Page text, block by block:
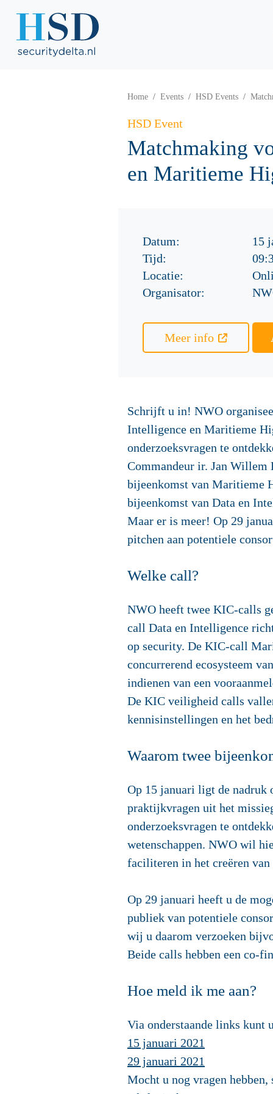
Home Events HSD Events
HSD Event
Matchmaking
en Maritieme
Datum:
15
Tijd:
Locatie:
Organisator:
Meer info
Schrijft u in! NWO
Intelligence en Maritieme
onderzoeksvragen te
Commandeur ir. Jan
bijeenkomst van Maritieme
bijeenkomst van Data en
Maar er is meer! Op 29
pitchen aan potentiele
Welke call?
NWO heeft twee KIC-calls
call Data en Intelligence
op security. De KIC-call
concurrerend ecosysteem
indienen van een
De KIC veiligheid calls
kennisinstellingen en het
Waarom twee
Op 15 januari ligt de nadruk
praktijkvragen uit het
onderzoeksvragen te
wetenschappen. NWO wil
faciliteren in het creëren
Op 29 januari heeft u de
publiek van potentiele
wij u daarom verzoeken
Beide calls hebben een co-
Hoe meld ik me aan?
Via onderstaande links kunt
15 januari 2021
29 januari 2021
Mocht u nog vragen